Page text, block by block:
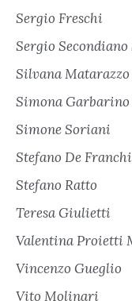
Sergio Freschi
Sergio Secondiano
Silvana Matarazzo
Simona Garbarino
Simone Soriani
Stefano De Franchi
Stefano Ratto
Teresa Giulietti
Valentina Proietti
Vincenzo Gueglio
Vito Molinari